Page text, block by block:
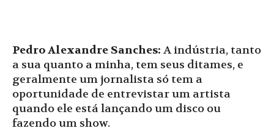
Pedro Alexandre Sanches: A indústria, tanto
a sua quanto a minha, tem seus ditames, e
geralmente um jornalista só tem a
oportunidade de entrevistar um artista
quando ele está lançando um disco ou
fazendo um show.